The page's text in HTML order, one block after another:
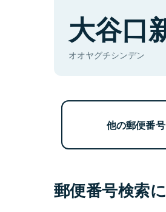
大谷口
オオヤグチシンデン
他の郵便番
郵便番号検索